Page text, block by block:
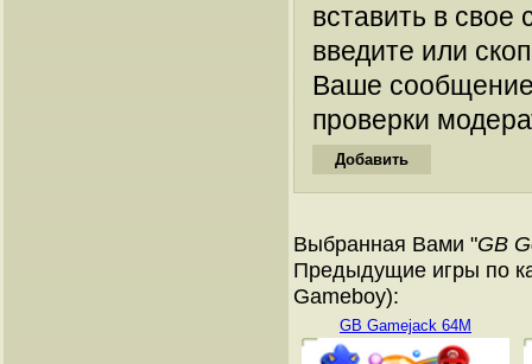
вставить в
введите или
Ваше
проверки
Выбранная Вами "GB
Предыдущие игры по
Gameboy):
GB Gamejack 64M